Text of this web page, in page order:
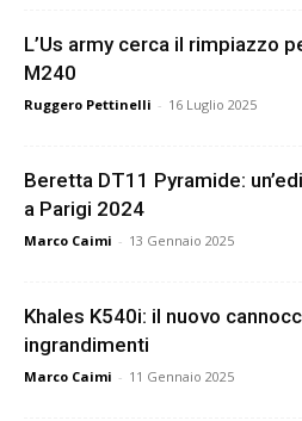
L’Us army cerca il rimpiazzo
M240
Ruggero Pettinelli - 16 Luglio 2025
Beretta DT11 Pyramide:
a Parigi 2024
Marco Caimi - 13 Gennaio 2025
Khales K540i: il nuovo
ingrandimenti
Marco Caimi - 11 Gennaio 2025